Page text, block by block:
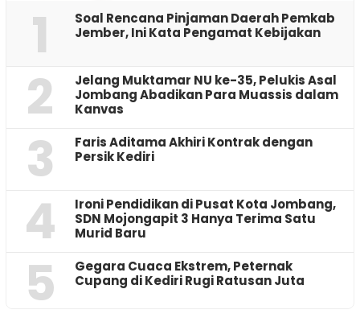
1
‎Soal Rencana Pinjaman Daerah Pemkab
Jember, Ini Kata Pengamat Kebijakan ‎
2
Jelang Muktamar NU ke-35, Pelukis Asal
Jombang Abadikan Para Muassis dalam
Kanvas
3
Faris Aditama Akhiri Kontrak dengan
Persik Kediri
4
Ironi Pendidikan di Pusat Kota Jombang,
SDN Mojongapit 3 Hanya Terima Satu
Murid Baru
5
‎Gegara Cuaca Ekstrem, Peternak
Cupang di Kediri Rugi Ratusan Juta